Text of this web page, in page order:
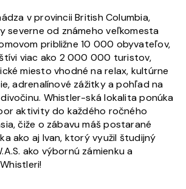
v provincii British Columbia,
severne od známeho veľkomesta
približne 10 000 obyvateľov,
viac ako 2 000 000 turistov,
miesto vhodné na relax, kultúrne
adrenalínové zážitky a pohľad na
Whistler-ská lokalita ponúka
aktivity do každého ročného
čiže o zábavu máš postarané
ako aj Ivan, ktorý využil študijný
ako výbornú zámienku a